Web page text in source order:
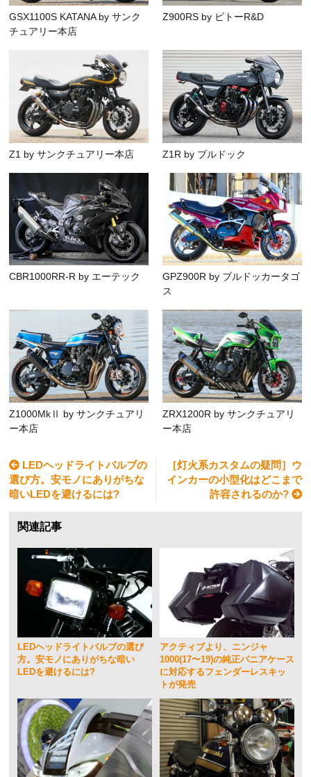
GSX1100S KATANA by サンク
チュアリー本店
Z900RS by ビトーR&D
Z1 by サンクチュアリー本店 Z1R by ブルドック
CBR1000RR-R by エーテック
GPZ900R by ブルドッカータゴ
ス
Z1000MkⅡ by サンクチュアリ
ー本店
ZRX1200R by サンクチュアリ
ー本店
LEDヘッドライトバルブの
選び方。安モノにありがちな
暗いLEDを避けるには?
［灯火系カスタムの疑問］ウ
インカーの小型化はどこまで
許容されるのか?
関連記事
LEDヘッドライトバルブの選び
方。安モノにありがちな暗い
LEDを避けるには?
アクティブより、ニンジャ
1000(17〜19)の純正パニアケース
に対応するフェンダーレスキッ
トが発売